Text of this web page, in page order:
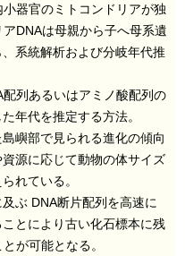
小器官のミトコンドリアが独
DNAは母親から子へ母系遺
系統解析および分岐年代推
配列あるいはアミノ酸配列の
年代を推定する方法。
嶼部で見られる進化の傾向
源に応じて動物の体サイズ
れている。
ぶ DNA断片配列を高速に
とにより古い化石標本に残
が可能となる。